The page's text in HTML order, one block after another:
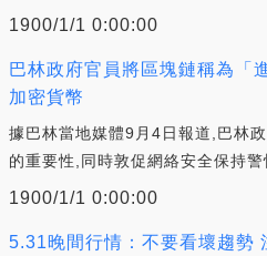
1900/1/1 0:00:00
巴林政府官員將區塊鏈稱為「
加密貨幣
據巴林當地媒體9月4日報道,巴林
的重要性,同時敦促網絡安全保持警
1900/1/1 0:00:00
5.31晚間行情：不要看壞趨勢